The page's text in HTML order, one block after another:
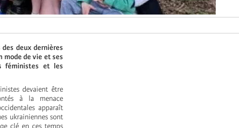
deux dernières
mode de vie et ses
féministes et les
devaient être
à la menace
apparaît
ukrainiennes sont